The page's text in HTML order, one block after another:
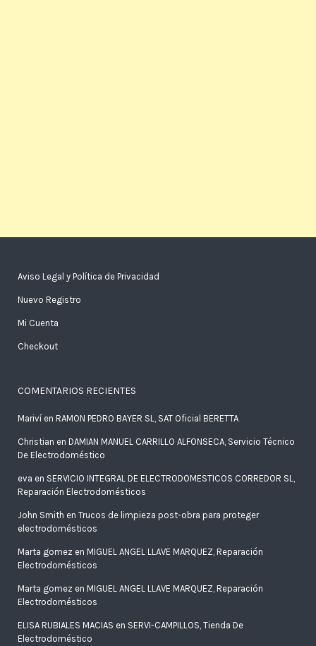
Aviso Legal y Política de Privacidad
Nuevo Registro
Mi Cuenta
Checkout
COMENTARIOS RECIENTES
Marivíen RAMON PEDRO BAYER SL, SAT Oficial BERETTA
Christian en DAMIAN MANUEL CARRILLO ALFONSECA, Servicio Técnico
De Electrodoméstico
eva en SERVICIO INTEGRAL DE ELECTRODOMESTICOS CORREDOR SL,
Reparación Electrodomésticos
John Smith en Trucos de limpieza post-obra para proteger
electrodomésticos
Marta gomez en MIGUEL ANGEL LLAVE MARQUEZ, Reparación
Electrodomésticos
Marta gomez en MIGUEL ANGEL LLAVE MARQUEZ, Reparación
Electrodomésticos
ELISA RUBIALES MACIAS en SERVI-CAMPILLOS, Tienda De
Electrodoméstico